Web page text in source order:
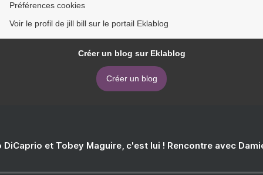
Préférences cookies
Voir le profil de jill bill sur le portail Eklablog
Créer un blog sur Eklablog
Créer un blog
DiCaprio et Tobey Maguire, c'est lui ! Rencontre avec